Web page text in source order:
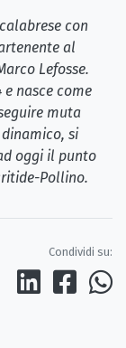
con
al
Lefosse.
nasce come
muta
si
oggi il punto
Pollino.
Condividi su: